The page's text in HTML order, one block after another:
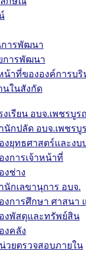
การพัฒนา
การพัฒนา
น้าที่ขององค์การบ
นในสังกัด
งเรียน อบจ.เพชรบู
นักปลัด อบจ.เพชร
งยุทธศาสตร์และง
งการเจ้าหน้าที่
งช่าง
นักเลขานุการ อบจ.
งการศึกษา ศาสนา
งพัสดุและทรัพย์สิน
งคลัง
วยตรวจสอบภายใน